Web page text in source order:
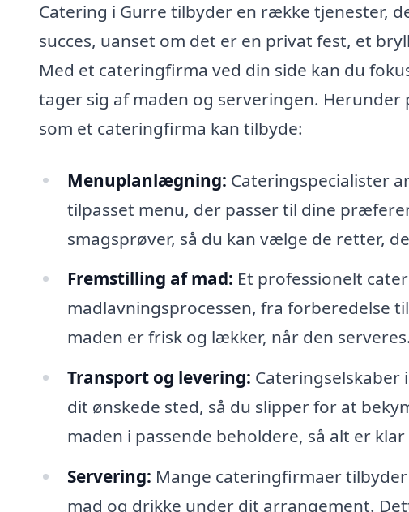
Catering i Gurre tilbyder en række tjenester,
succes, uanset om det er en privat fest, et
Med et cateringfirma ved din side kan du
tager sig af maden og serveringen.
som et cateringfirma kan tilbyde:
Menuplanlægning: Cateringspecialister
tilpasset menu, der passer til dine
smagsprøver, så du kan vælge de retter,
Fremstilling af mad: Et professionelt
madlavningsprocessen, fra forberedelse
maden er frisk og lækker, når den serveres.
Transport og levering: Cateringselskaber
dit ønskede sted, så du slipper for at
maden i passende beholdere, så alt er
Servering: Mange cateringfirmaer
mad og drikke under dit arrangement.